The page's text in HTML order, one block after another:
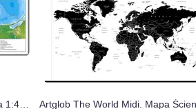
Wybrzeże Bałtyku. Mapa Ścienna 1:400 000